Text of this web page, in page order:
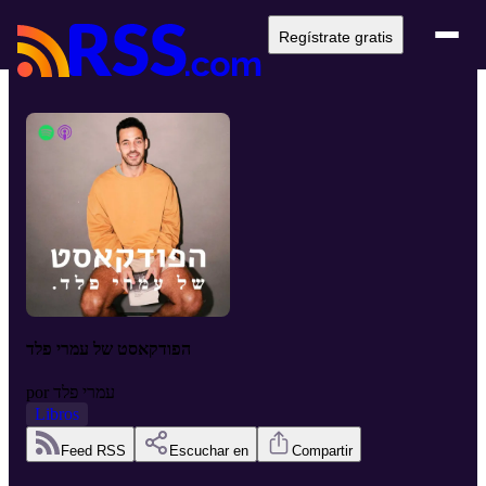
Regístrate gratis
הפודקאסט של עמרי פלד
por עמרי פלד
Libros
Feed RSS Escuchar en Compartir